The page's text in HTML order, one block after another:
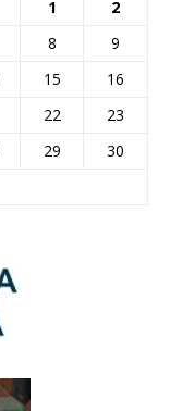
1
2
8
9
15
16
22
23
29
30